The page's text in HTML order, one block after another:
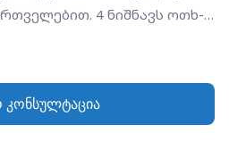
4 ნიშნავს ოთხ-
რაც ამ
(1.2 მეტრი). B მიუთითებს
სლოტი საშუალებას
კონსულტაცია